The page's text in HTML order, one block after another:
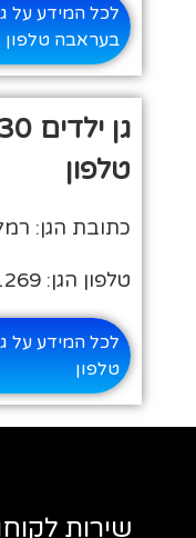
לכל המידע על
בעראבה טלפון
טלפון
כתובת הגן:
טלפון הגן: 08-9201269
טלפון
שירות